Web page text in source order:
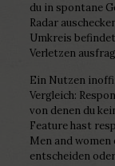
du in spontane
Radar
Umkreis
Verletzen
Ein Nutzen
Vergleich:
von denen du
Feature hast
Men and
entscheiden